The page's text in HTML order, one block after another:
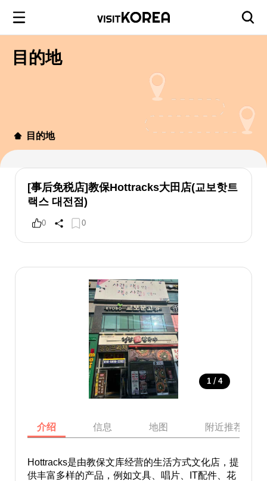
目的地
目的地
[事后免税店]教保Hottracks大田店(교보핫트
랙스 대전점)
0 0
1 / 4
介绍 信息 地图 附近推荐景点
Hottracks是由教保文库经营的生活方式文化店，提
供丰富多样的产品，例如文具、唱片、IT配件、花